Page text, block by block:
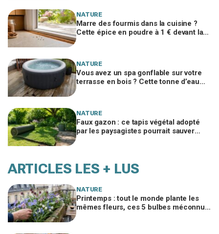
NATURE
Marre des fourmis dans la cuisine ?
Cette épice en poudre à 1 € devant la
NATURE
Vous avez un spa gonflable sur votre
terrasse en bois ? Cette tonne d’eau
NATURE
Faux gazon : ce tapis végétal adopté
par les paysagistes pourrait sauver
ARTICLES LES + LUS
NATURE
Printemps : tout le monde plante les
mêmes fleurs, ces 5 bulbes méconnus